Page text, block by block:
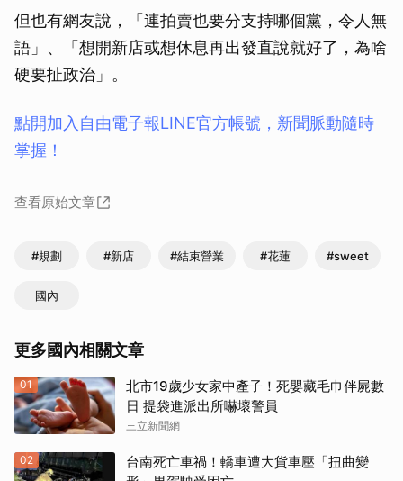
但也有網友說，「連拍賣也要分支持哪個黨，令人無
語」、「想開新店或想休息再出發直說就好了，為啥
硬要扯政治」。
點開加入自由電子報LINE官方帳號，新聞脈動隨時
掌握！
查看原始文章
#規劃 #新店 #結束營業 #花蓮 #sweet
國內
更多國內相關文章
01
北市19歲少女家中產子！死嬰藏毛巾伴屍數
日 提袋進派出所嚇壞警員
三立新聞網
02
台南死亡車禍！轎車遭大貨車壓「扭曲變